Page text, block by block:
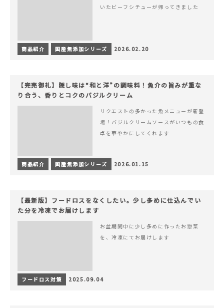
いたビーフシチューが帰ってきました
商品紹介 国産無添加シリーズ 2026.02.20
【完売御礼】隠し味は“和と洋”の調味料！魚介の旨みが重な
り合う、香りとコクのバジルクリーム
リクエストの多かった魚メニューが新登
場！バジルクリームソースがいつもの食
卓を華やかにしてくれます
商品紹介 国産無添加シリーズ 2026.01.15
【最新版】フードロスをなくしたい。少し多めに仕込んでい
た分を冷凍でお届けします
お盆期間中に少し多めに作ったお惣菜
を、冷凍にてお届けします
フードロス対策 2025.09.04